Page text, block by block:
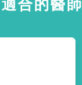
合的醫師